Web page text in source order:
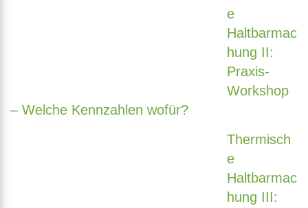
e
Haltbarmac
hung II:
Praxis-
Workshop
– Welche Kennzahlen wofür?
Thermisch
e
Haltbarmac
hung III: